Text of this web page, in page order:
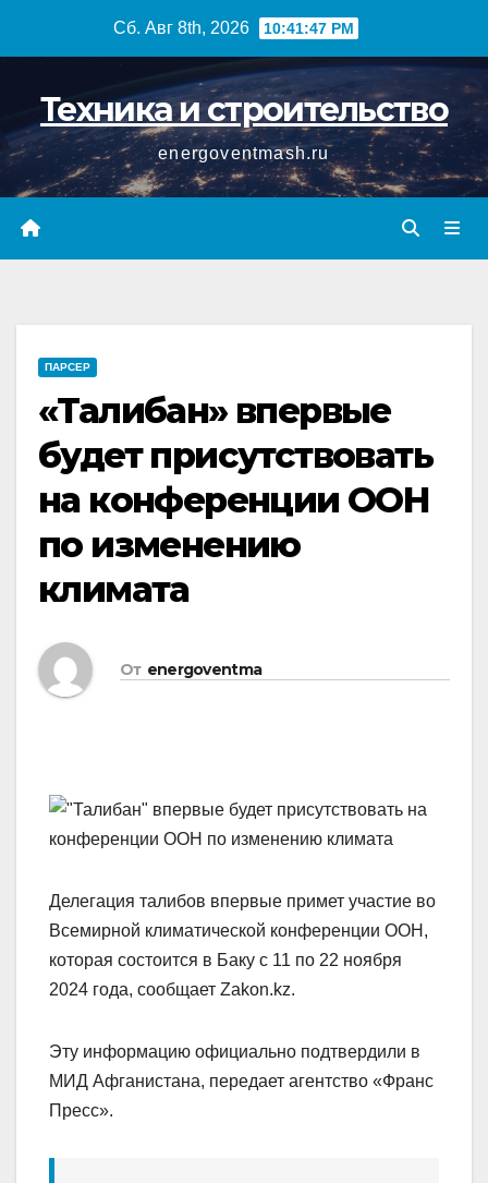
Сб. Авг 8th, 2026 10:41:48 PM
Техника и строительство
energoventmash.ru
ПАРСЕР
«Талибан» впервые
будет присутствовать
на конференции ООН
по изменению
климата
От energoventma
Делегация талибов впервые примет участие во
Всемирной климатической конференции ООН,
которая состоится в Баку с 11 по 22 ноября
2024 года, сообщает Zakon.kz.
Эту информацию официально подтвердили в
МИД Афганистана, передает агентство «Франс
Пресс».